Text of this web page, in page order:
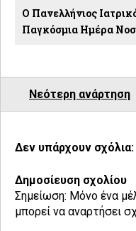
Ο Πανελλήνιος
Παγκόσμια Ημέρα
Νεότερη ανάρτηση
Δεν υπάρχουν σχόλια:
Δημοσίευση σχολίου
Σημείωση: Μόνο ένα
μπορεί να αναρτήσει